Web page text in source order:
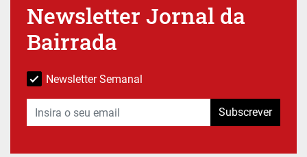
Newsletter Jornal da
Bairrada
Newsletter Semanal
Subscrever